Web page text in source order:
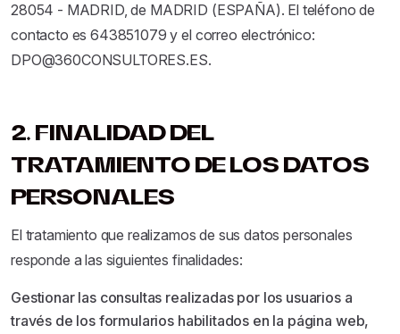
28054 - MADRID, de MADRID (ESPAÑA). El teléfono de
contacto es 643851079 y el correo electrónico:
DPO@360CONSULTORES.ES.
2. FINALIDAD DEL
TRATAMIENTO DE LOS DATOS
PERSONALES
El tratamiento que realizamos de sus datos personales
responde a las siguientes finalidades:
Gestionar las consultas realizadas por los usuarios a
través de los formularios habilitados en la página web,